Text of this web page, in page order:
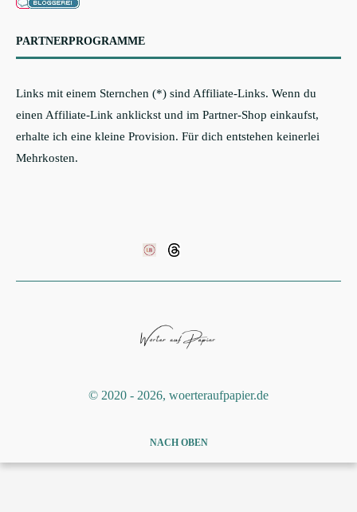
PARTNERPROGRAMME
Links mit einem Sternchen (*) sind Affiliate-Links. Wenn du
einen Affiliate-Link anklickst und im Partner-Shop einkaufst,
erhalte ich eine kleine Provision. Für dich entstehen keinerlei
Mehrkosten.
©️ 2020 - 2026, woerteraufpapier.de
NACH OBEN